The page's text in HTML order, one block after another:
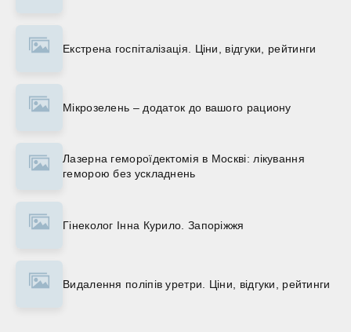
Екстрена госпіталізація. Ціни, відгуки, рейтинги
Мікрозелень – додаток до вашого рациону
Лазерна гемороїдектомія в Москві: лікування
геморою без ускладнень
Гінеколог Інна Курило. Запоріжжя
Видалення поліпів уретри. Ціни, відгуки, рейтинги